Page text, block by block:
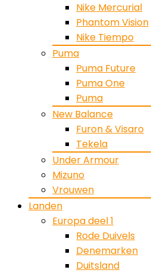
Nike Mercurial
Phantom Vision
Nike Tiempo
Puma
Puma Future
Puma One
Puma
New Balance
Furon & Visaro
Tekela
Under Armour
Mizuno
Vrouwen
Landen
Europa deel 1
Rode Duivels
Denemarken
Duitsland